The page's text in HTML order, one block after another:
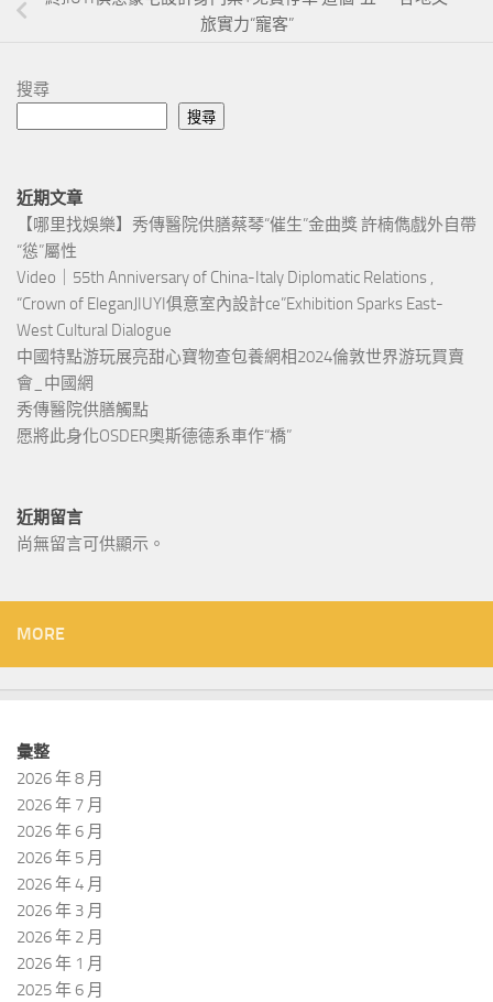
旅實力“寵客”
搜尋
搜尋
近期文章
【哪里找娛樂】秀傳醫院供膳蔡琴“催生”金曲獎 許楠儁戲外自帶
“慫”屬性
Video｜55th Anniversary of China-Italy Diplomatic Relations ,
“Crown of EleganJIUYI俱意室內設計ce”Exhibition Sparks East-
West Cultural Dialogue
中國特點游玩展亮甜心寶物查包養網相2024倫敦世界游玩買賣
會_中國網
秀傳醫院供膳觸點
愿將此身化OSDER奧斯德德系車作“橋”
近期留言
尚無留言可供顯示。
MORE
彙整
2026 年 8 月
2026 年 7 月
2026 年 6 月
2026 年 5 月
2026 年 4 月
2026 年 3 月
2026 年 2 月
2026 年 1 月
2025 年 6 月